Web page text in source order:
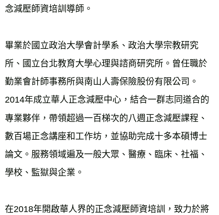
念減壓師資培訓導師。
畢業於國立政治大學會計學系、政治大學宗教研究
所、國立台北教育大學心理與諮商研究所。曾任職於
勤業會計師事務所與南山人壽保險股份有限公司。
2014年成立華人正念減壓中心，結合一群志同道合的
專業夥伴，帶領超過一百梯次的八週正念減壓課程、
數百場正念講座和工作坊，並協助完成十多本碩博士
論文。服務領域遍及一般大眾、醫療、臨床、社福、
學校、監獄與企業。
在2018年開啟華人界的正念減壓師資培訓，致力於將